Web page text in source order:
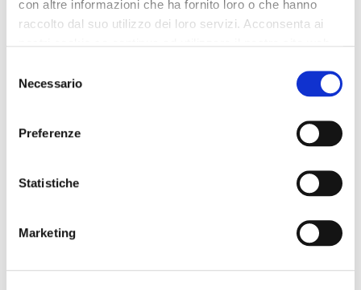
con altre informazioni che ha fornito loro o che hanno
raccolto dal suo utilizzo dei loro servizi. Acconsenta ai
delNecessario
Preferenze
Statistiche
Marketing